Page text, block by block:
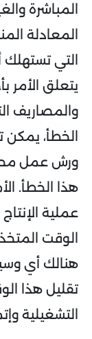
المباشرة
المعادلة
التي تستهلك
يتعلق الأمر
والمصاريف
الخطأ،
ورش عمل
هذا الخطأ.
عملية
الوقت
هنالك أي
تقليل هذا
التشغيلية